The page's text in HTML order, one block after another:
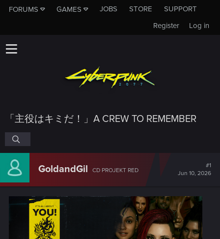
FORUMS GAMES JOBS STORE
SUPPORT
Log in
Register
「主役はキミだ！」A CREW TO REMEMBER
GoldandGil CD PROJEKT RED
#1
Jun 10, 2026